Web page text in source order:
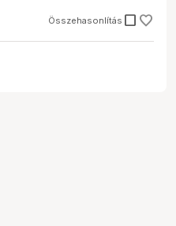
Összehasonlítás check_box_outline_blank